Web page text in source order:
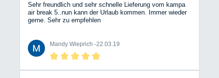
Sehr freundlich und sehr schnelle Lieferung vom kampa
air break 5..nun kann der Urlaub kommen. Immer wieder
gerne. Sehr zu empfehlen
Mandy Wieprich -22.03.19